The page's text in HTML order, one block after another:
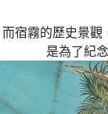
宿霧的歷史景
是為了紀